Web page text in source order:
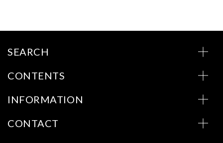
SEARCH
CONTENTS
INFORMATION
CONTACT